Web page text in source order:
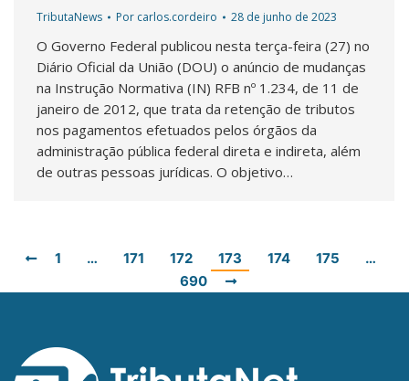
TributaNews Por carlos.cordeiro 28 de junho de 2023
O Governo Federal publicou nesta terça-feira (27) no
Diário Oficial da União (DOU) o anúncio de mudanças
na Instrução Normativa (IN) RFB nº 1.234, de 11 de
janeiro de 2012, que trata da retenção de tributos
nos pagamentos efetuados pelos órgãos da
administração pública federal direta e indireta, além
de outras pessoas jurídicas. O objetivo…
1 … 171 172 173 174 175
…
690